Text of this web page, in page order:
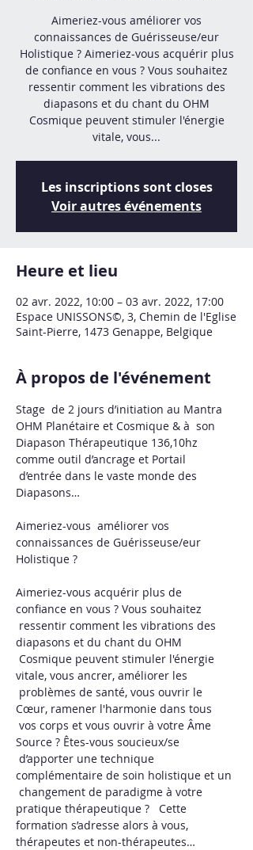
Aimeriez-vous améliorer vos
connaissances de Guérisseuse/eur
Holistique ? Aimeriez-vous acquérir plus
de confiance en vous ? Vous souhaitez
ressentir comment les vibrations des
diapasons et du chant du OHM
Cosmique peuvent stimuler l'énergie
vitale, vous...
Les inscriptions sont closes
Voir autres événements
Heure et lieu
02 avr. 2022, 10:00 – 03 avr. 2022, 17:00
Espace UNISSONS©, 3, Chemin de l'Eglise
Saint-Pierre, 1473 Genappe, Belgique
À propos de l'événement
Stage  de 2 jours d’initiation au Mantra
OHM Planétaire et Cosmique & à  son
Diapason Thérapeutique 136,10hz
comme outil d’ancrage et Portail
d’entrée dans le vaste monde des
Diapasons…
Aimeriez-vous  améliorer vos
connaissances de Guérisseuse/eur
Holistique ?
Aimeriez-vous acquérir plus de
confiance en vous ? Vous souhaitez
ressentir comment les vibrations des
diapasons et du chant du OHM
Cosmique peuvent stimuler l'énergie
vitale, vous ancrer, améliorer les
problèmes de santé, vous ouvrir le
Cœur, ramener l'harmonie dans tous
vos corps et vous ouvrir à votre Âme
Source ? Êtes-vous soucieux/se
d’apporter une technique
complémentaire de soin holistique et un
changement de paradigme à votre
pratique thérapeutique ?   Cette
formation s’adresse alors à vous,
thérapeutes et non-thérapeutes…